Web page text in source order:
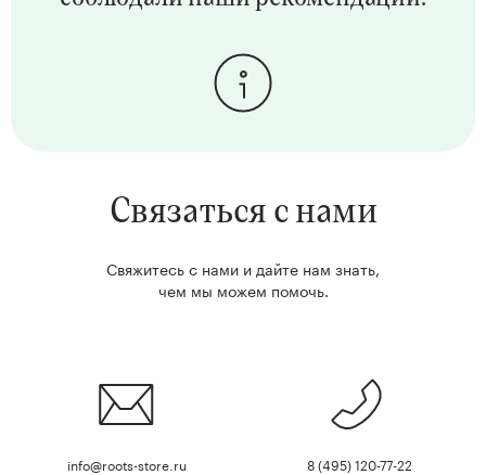
Связаться с нами
Свяжитесь с нами и дайте нам знать,
чем мы можем помочь.
info@roots-store.ru 8 (495) 120-77-22